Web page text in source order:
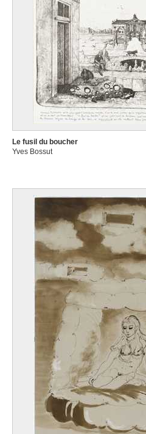
Le fusil du boucher
Yves Bossut